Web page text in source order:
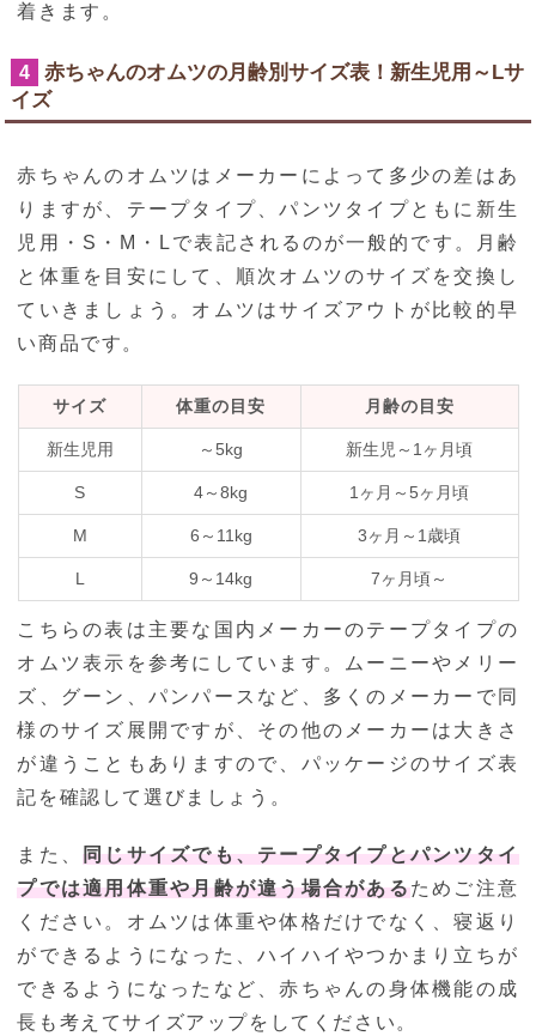
着きます。
4
赤ちゃんのオムツの月齢別サイズ表！新生児用～Lサ
イズ
赤ちゃんのオムツはメーカーによって多少の差はあ
りますが、テープタイプ、パンツタイプともに新生
児用・S・M・Lで表記されるのが一般的です。月齢
と体重を目安にして、順次オムツのサイズを交換し
ていきましょう。オムツはサイズアウトが比較的早
い商品です。
サイズ 体重の目安 月齢の目安
新生児用 ～5kg 新生児～1ヶ月頃
S 4～8kg 1ヶ月～5ヶ月頃
M 6～11kg 3ヶ月～1歳頃
L 9～14kg 7ヶ月頃～
こちらの表は主要な国内メーカーのテープタイプの
オムツ表示を参考にしています。ムーニーやメリー
ズ、グーン、パンパースなど、多くのメーカーで同
様のサイズ展開ですが、その他のメーカーは大きさ
が違うこともありますので、パッケージのサイズ表
記を確認して選びましょう。
また、同じサイズでも、テープタイプとパンツタイ
プでは適用体重や月齢が違う場合があるためご注意
ください。オムツは体重や体格だけでなく、寝返り
ができるようになった、ハイハイやつかまり立ちが
できるようになったなど、赤ちゃんの身体機能の成
長も考えてサイズアップをしてください。